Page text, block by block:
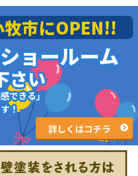
牧市にOPEN!!
ョールーム
さい
できる」
！
詳しくはコチラ